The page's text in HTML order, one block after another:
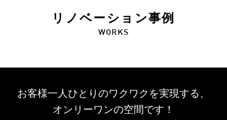
リノベーション事例
WORKS
お客様一人ひとりのワクワクを実現する、
オンリーワンの空間です！